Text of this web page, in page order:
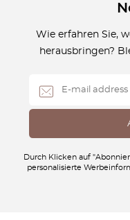
Wie erfahren Sie,
herausbringen?
Durch Klicken auf
personalisierte